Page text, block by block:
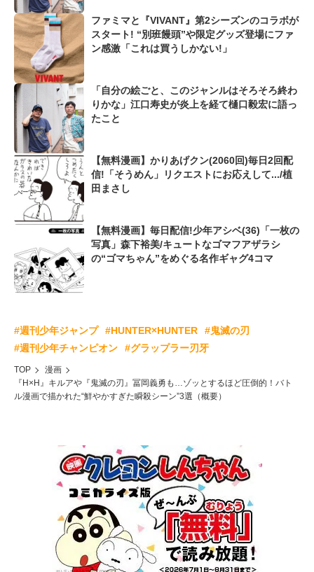
ファミマと『VIVANT』第2シーズンのコラボが
スタート! “別班饅頭”や限定グッズ登場にファ
ン感激「これは買うしかない!」
「自分の絵ごと、このジャンルはそろそろ終わ
りかな」江口寿史が炎上を経て樋口毅宏に語っ
たこと
【無料漫画】かりあげクン(2060回)毎日2回配
信!「そうめん」リクエストにお応えして.../植
田まさし
【無料漫画】毎日配信!少年アシベ(36)「一枚の
写真」森下裕美/キュートなゴマフアザラシ
の“ゴマちゃん”をめぐる名作ギャグ4コマ
#週刊少年ジャンプ #HUNTER×HUNTER
#鬼滅の刃
#週刊少年チャンピオン
#グラップラー刃牙
TOP
漫画
『H×H』キルアや『鬼滅の刃』冨岡義勇も…ゾッとするほど圧倒的！バト
ル漫画で描かれた“鮮やかすぎた瞬殺シーン”3選（概要）